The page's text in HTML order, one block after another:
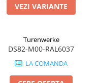
VEZI VARIANTE
Turenwerke
DS82-M00-RAL6037
LA COMANDA